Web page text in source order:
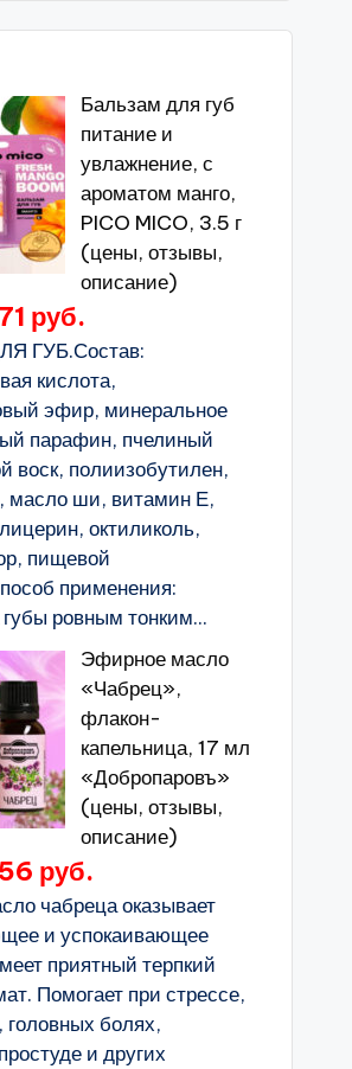
Бальзам для губ
питание и
увлажнение, с
ароматом манго,
PICO MICO, 3.5 г
(цены, отзывы,
описание)
руб.
ГУБ.Состав:
кислота,
эфир, минеральное
парафин, пчелиный
воск, полиизобутилен,
масло ши, витамин Е,
октиликоль,
пищевой
применения:
губы ровным тонким...
Эфирное масло
«Чабрец»,
флакон-
капельница, 17 мл
«Добропаровъ»
(цены, отзывы,
описание)
руб.
чабреца оказывает
и успокаивающее
приятный терпкий
Помогает при стрессе,
головных болях,
и других